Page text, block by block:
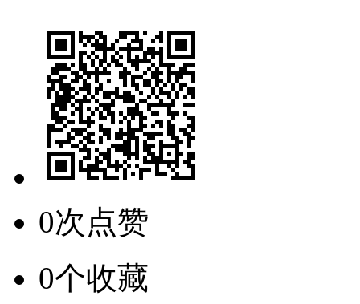
0次点赞
0个收藏